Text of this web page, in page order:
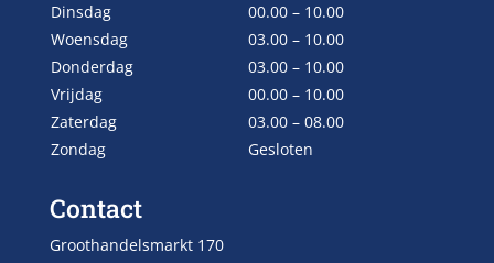
Dinsdag
00.00 – 10.00
Woensdag
03.00 – 10.00
Donderdag
03.00 – 10.00
Vrijdag
00.00 – 10.00
Zaterdag
03.00 – 08.00
Zondag
Gesloten
Contact
Groothandelsmarkt 170